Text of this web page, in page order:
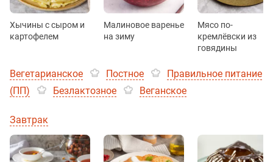
Хычины с сыром и
картофелем
Малиновое варенье
на зиму
Мясо по-
кремлёвски из
говядины
Вегетарианское Постное
Правильное питание
(ПП)
Безлактозное Веганское
Завтрак